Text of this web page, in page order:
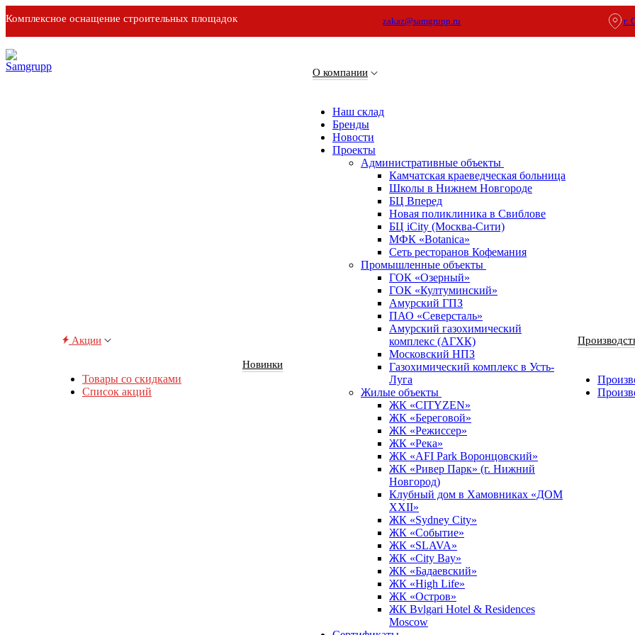
Комплексное оснащение строительных площадок zakaz@samgrupp.ru г.
Акции
Товары со скидками
Список акций
Новинки
О компании
Наш склад
Бренды
Новости
Проекты
Административные объекты
Камчатская краеведческая больница
Школы в Нижнем Новгороде
БЦ Вперед
Новая поликлиника в Свиблове
БЦ iCity (Москва-Сити)
МФК «Botanica»
Сеть ресторанов Кофемания
Промышленные объекты
ГОК «Озерный»
ГОК «Култуминский»
Амурский ГПЗ
ПАО «Северсталь»
Амурский газохимический
комплекс (АГХК)
Московский НПЗ
Газохимический комплекс в Усть-
Луга
Жилые объекты
ЖК «CITYZEN»
ЖК «Береговой»
ЖК «Режиссер»
ЖК «Река»
ЖК «AFI Park Воронцовский»
ЖК «Ривер Парк» (г. Нижний
Новгород)
Клубный дом в Хамовниках «ДОМ
XXII»
ЖК «Sydney City»
ЖК «Событие»
ЖК «SLAVA»
ЖК «City Bay»
ЖК «Бадаевский»
ЖК «High Life»
ЖК «Остров»
ЖК Bvlgari Hotel & Residences
Moscow